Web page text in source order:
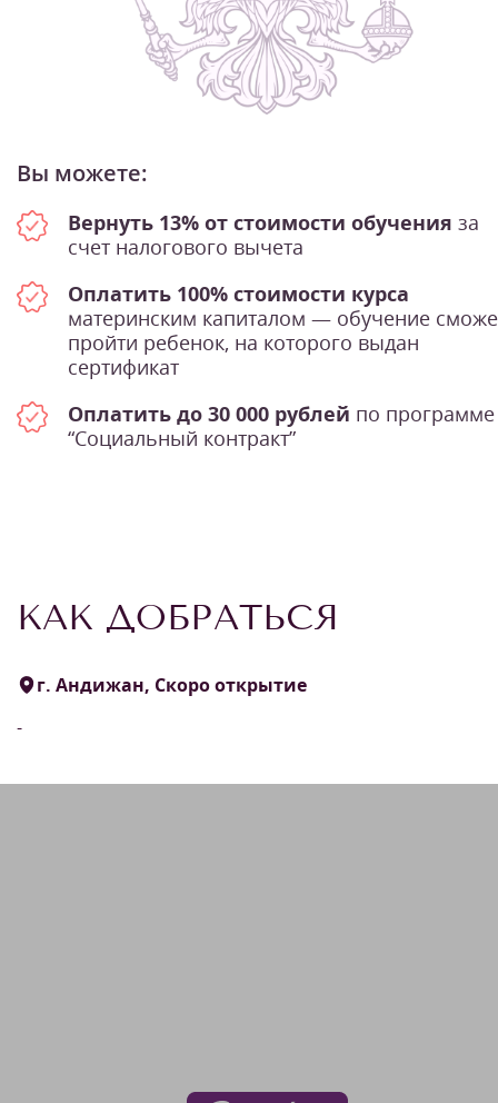
Вы можете:
Вернуть 13% от стоимости обучения за
счет налогового вычета
Оплатить 100% стоимости курса
материнским капиталом — обучение
пройти ребенок, на которого выдан
сертификат
Оплатить до 30 000 рублей по программе
“Социальный контракт”
КАК ДОБРАТЬСЯ
г. Андижан, Скоро открытие
-